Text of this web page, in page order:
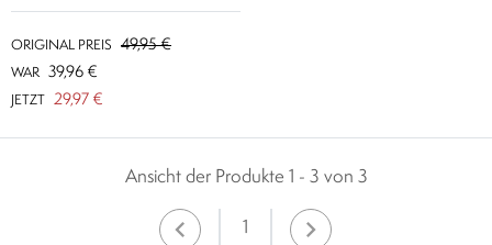
ORIGINAL PREIS 49,95 €
WAR 39,96 €
JETZT 29,97 €
Ansicht der Produkte 1 - 3 von 3
1